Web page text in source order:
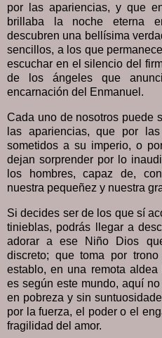
por las apariencias, y que
brillaba la noche eterna
descubren una bellísima
sencillos, a los que
escuchar en el silencio del
de los ángeles que
encarnación del Enmanuel.
Cada uno de nosotros puede
las apariencias, que por
sometidos a su imperio, o
dejan sorprender por lo
los hombres, capaz de,
nuestra pequeñez y nuestra
Si decides ser de los que sí
tinieblas, podrás llegar a
adorar a ese Niño Dios
discreto; que toma por
establo, en una remota
es según este mundo, aquí
en pobreza y sin
por la fuerza, el poder o el
fragilidad del amor.